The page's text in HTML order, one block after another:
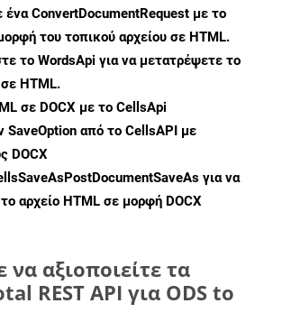
έναConvertDocumentRequest με το
του τοπικού αρχείου σε HTML.
το WordsApi για να μετατρέψετε το
HTML.
σε DOCX με το CellsApi
SaveOption από το CellsAPI με
DOCX
για να
αρχείο HTML σε μορφή DOCX
να αξιοποιείτε τα
REST API για ODS to